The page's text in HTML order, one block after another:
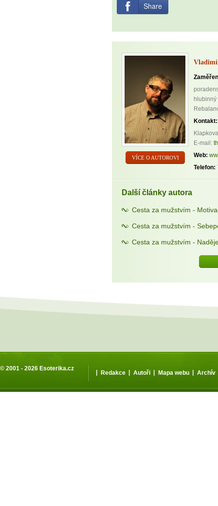
Share
VÍCE O AUTOROVI
hlubinný
Kontakt:
E-mail:
Web:
Telefon:
Další články autora
Cesta za mužstvím -
Cesta za mužstvím -
Cesta za mužstvím -
© 2001 - 2026 Esoterika.cz
| Redakce | Autoři | Mapa webu | Archív